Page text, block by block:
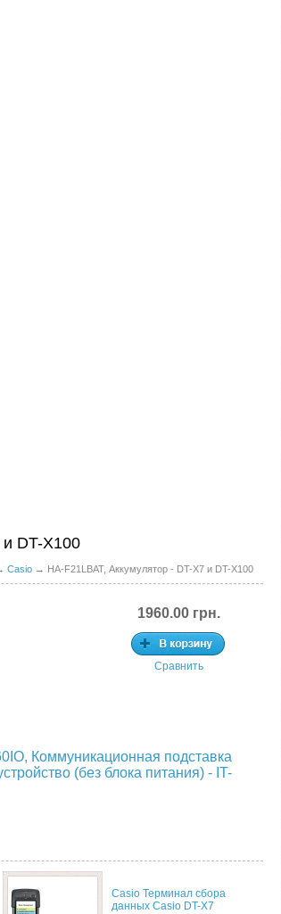
DT-X100
Casio → HA-F21LBAT, Аккумулятор - DT-X7 и DT-X100
1960.00грн.
Сравнить
Коммуникационная подставка
(без блока питания) - IT-
Casio Терминал сбора
данных Casio DT-X7